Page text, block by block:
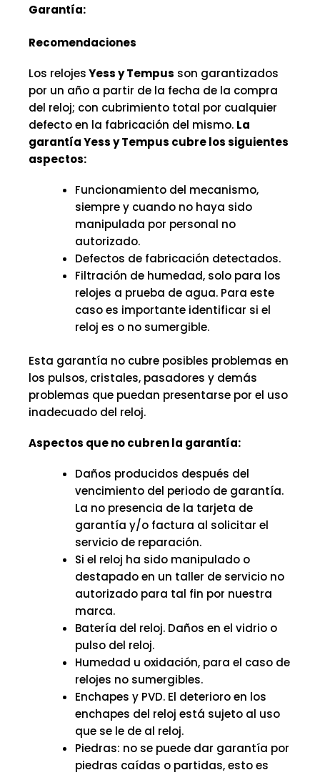
Garantía:
Recomendaciones
Los relojesYess y Tempus son garantizados
por un año a partir de la fecha de la compra
del reloj; con cubrimiento total por cualquier
defecto en la fabricación del mismo. La
garantía Yess y Tempus cubre los siguientes
aspectos:
Funcionamiento del mecanismo,
siempre y cuando no haya sido
manipulada por personal no
autorizado.
Defectos de fabricación detectados.
Filtración de humedad, solo para los
relojes a prueba de agua. Para este
caso es importante identificar si el
reloj es o no sumergible.
Esta garantía no cubre posibles problemas en
los pulsos, cristales, pasadores y demás
problemas que puedan presentarse por el uso
inadecuado del reloj.
Aspectos que no cubren la garantía:
Daños producidos después del
vencimiento del periodo de garantía.
La no presencia de la tarjeta de
garantía y/o factura al solicitar el
servicio de reparación.
Si el reloj ha sido manipulado o
destapado en un taller de servicio no
autorizado para tal fin por nuestra
marca.
Batería del reloj. Daños en el vidrio o
pulso del reloj.
Humedad u oxidación, para el caso de
relojes no sumergibles.
Enchapes y PVD. El deterioro en los
enchapes del reloj está sujeto al uso
que se le de al reloj.
Piedras: no se puede dar garantía por
piedras caídas o partidas, esto es